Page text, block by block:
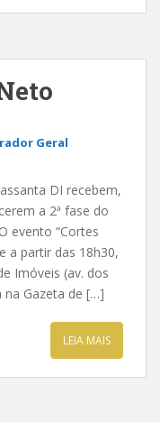
Geral
DI recebem,
a 2ª fase do
evento “Cortes
a partir das 18h30,
Imóveis (av. dos
na Gazeta de […]
LEIA MAIS